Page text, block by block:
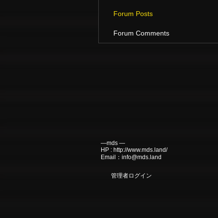
Forum Posts
Forum Comments
―mds ―
HP : http://www.mds.land/
Email： info@mds.land
管理者ログイン